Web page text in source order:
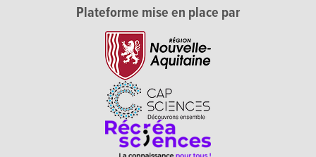
Plateforme mise en place par